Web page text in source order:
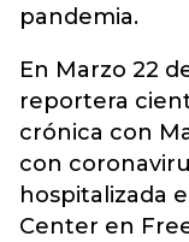
pandemia.
En Marzo 22
reportera
crónica con
con
hospitalizada
Center en